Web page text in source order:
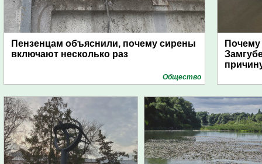
Пензенцам объяснили, почему сирены
включают несколько раз
Общество